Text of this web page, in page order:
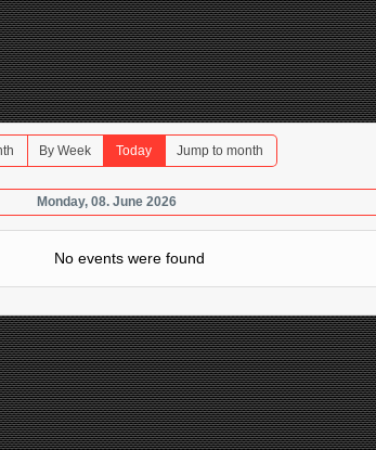
By Week Today Jump to month
Monday, 08. June 2026
No events were found